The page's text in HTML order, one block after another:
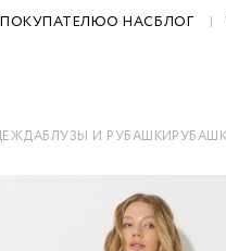
ПОКУПАТЕЛЮО НАСБЛОГ
БЛУЗЫ И РУБАШКИ